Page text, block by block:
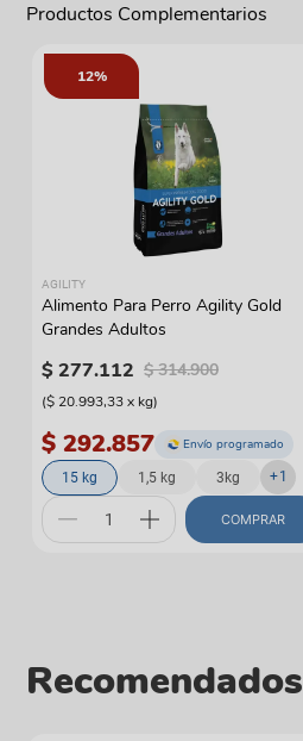
Productos Complementarios
12%
AGILITY
Alimento Para Perro Agility Gold
Grandes Adultos
$277.112 $ 314.900
($ 20.993,33x kg)
$ 292.857 Envío programado
15 kg 1,5 kg 3kg +1
COMPRAR
Recomendados